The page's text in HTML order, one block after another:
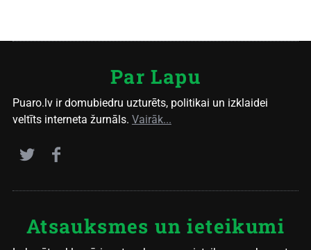
Par Lapu
Puaro.lv ir domubiedru uzturēts, politikai un izklaidei
veltīts interneta žurnāls. Vairāk...
Atsauksmes un ieteikumi